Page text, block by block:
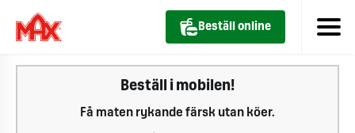
Beställ online
Beställ i mobilen!
Få maten rykande färsk utan köer.